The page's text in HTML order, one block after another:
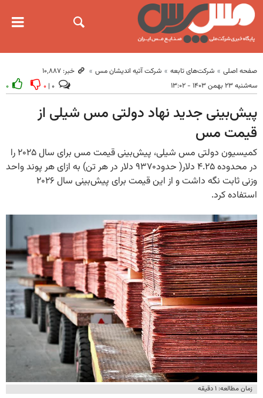
صفحه اصلی شرکت‌های تابعه شرکت آتیه اندیشان مس
خبر: ۱۰٬۸۸۷
سه‌شنبه ۲۳ بهمن ۱۴۰۳ - ۱۳:۰۲
۰ ۰
پیش‌بینی جدید نهاد دولتی مس شیلی از
قیمت مس
زمان مطالعه: ۱ دقیقه
کمیسیون دولتی مس شیلی، پیش‌بینی قیمت مس برای سال ۲۰۲۵ را
در محدوده ۴.۲۵ دلار( حدود۹۳۷۰ دلار در هر تن) به ازای هر پوند واحد
وزنی ثابت نگه داشت و از این قیمت برای پیش‌بینی سال ۲۰۲۶
استفاده کرد.